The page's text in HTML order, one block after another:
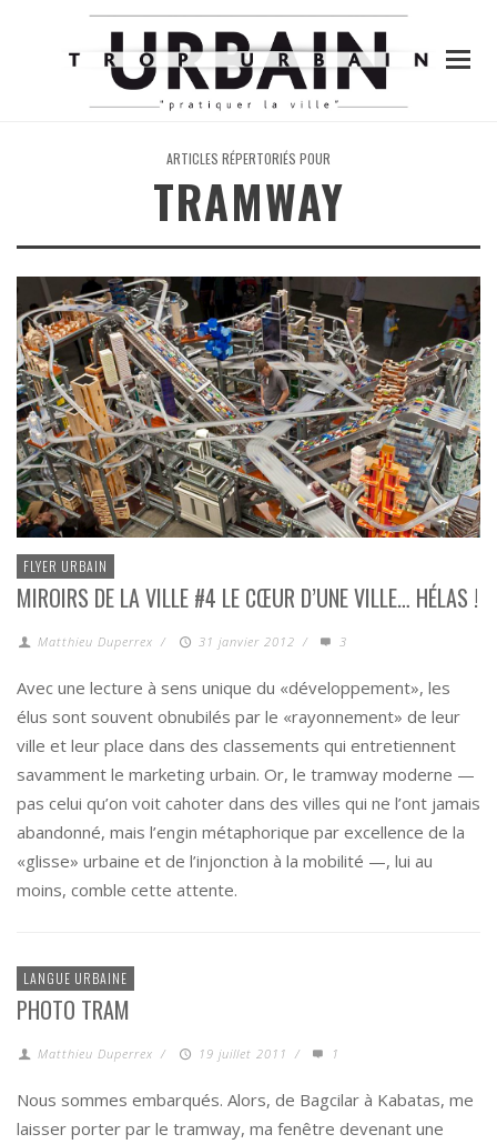
ARTICLES RÉPERTORIÉS POUR
TRAMWAY
FLYER URBAIN
MIROIRS DE LA VILLE #4 LE CŒUR D’UNE VILLE… HÉLAS !
Matthieu Duperrex / 31 janvier 2012 / 3
Avec une lecture à sens unique du «développement», les
élus sont souvent obnubilés par le «rayonnement» de leur
ville et leur place dans des classements qui entretiennent
savamment le marketing urbain. Or, le tramway moderne —
pas celui qu’on voit cahoter dans des villes qui ne l’ont jamais
abandonné, mais l’engin métaphorique par excellence de la
«glisse» urbaine et de l’injonction à la mobilité —, lui au
moins, comble cette attente.
LANGUE URBAINE
PHOTO TRAM
Matthieu Duperrex / 19 juillet 2011 / 1
Nous sommes embarqués. Alors, de Bagcilar à Kabatas, me
laisser porter par le tramway, ma fenêtre devenant une